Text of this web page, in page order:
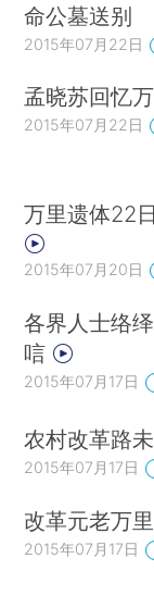
命公墓送别
2015年07月22日
孟晓苏回忆
2015年07月22日
万里遗体22
2015年07月20日
各界人士络
唁
2015年07月17日
农村改革路
2015年07月17日
改革元老万
2015年07月17日